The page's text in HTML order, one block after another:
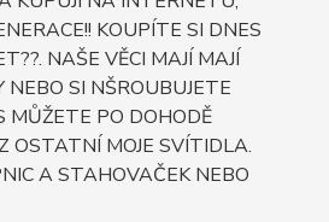
KOUPÍTE SI DNES
NAŠE VĚCI MAJÍ MAJÍ
NEBO SI NŠROUBUJETE
MŮŽETE PO DOHODĚ
OSTATNÍ MOJE SVÍTIDLA.
A STAHOVAČEK NEBO